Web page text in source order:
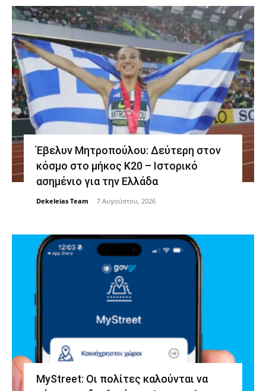
Έβελυν Μητροπούλου: Δεύτερη στον
κόσμο στο μήκος Κ20 – Ιστορικό
ασημένιο για την Ελλάδα
Dekeleias Team - 7 Αυγούστου, 2026
MyStreet: Οι πολίτες καλούνται να